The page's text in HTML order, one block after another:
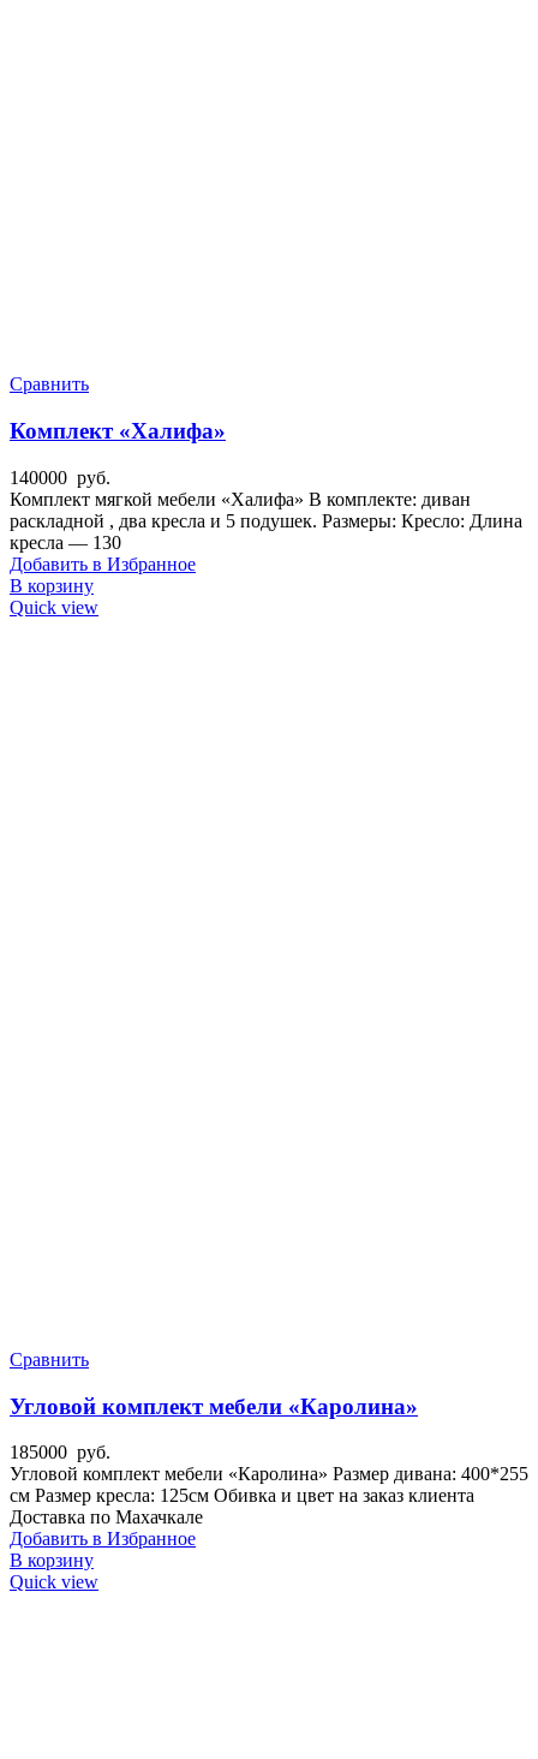
Сравнить
Комплект «Халифа»
140000 руб.
Комплект мягкой мебели «Халифа» В комплекте: диван
раскладной , два кресла и 5 подушек. Размеры: Кресло: Длина
кресла — 130
Добавить в Избранное
В корзину
Quick view
Сравнить
Угловой комплект мебели «Каролина»
185000 руб.
Угловой комплект мебели «Каролина» Размер дивана: 400*255
см Размер кресла: 125см Обивка и цвет на заказ клиента
Доставка по Махачкале
Добавить в Избранное
В корзину
Quick view